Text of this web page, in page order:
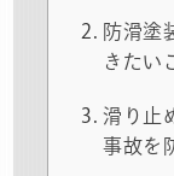
防滑塗
きたい
滑り止
事故を